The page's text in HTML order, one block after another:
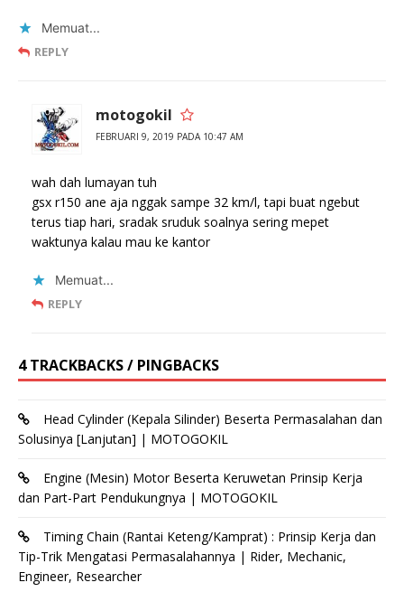
Memuat...
REPLY
motogokil
FEBRUARI 9, 2019 PADA 10:47 AM
wah dah lumayan tuh
gsx r150 ane aja nggak sampe 32 km/l, tapi buat ngebut
terus tiap hari, sradak sruduk soalnya sering mepet
waktunya kalau mau ke kantor
Memuat...
REPLY
4 TRACKBACKS / PINGBACKS
Head Cylinder (Kepala Silinder) Beserta Permasalahan dan
Solusinya [Lanjutan] | MOTOGOKIL
Engine (Mesin) Motor Beserta Keruwetan Prinsip Kerja
dan Part-Part Pendukungnya | MOTOGOKIL
Timing Chain (Rantai Keteng/Kamprat) : Prinsip Kerja dan
Tip-Trik Mengatasi Permasalahannya | Rider, Mechanic,
Engineer, Researcher